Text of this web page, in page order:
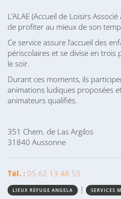
L’ALAE (Accueil de Loisirs
de profiter au mieux de son
Ce service assure l’accueil des
périscolaires et se divise en trois
le soir.
Durant ces moments, ils
animations ludiques proposées
animateurs qualifiés.
351 Chem. de Las Argilos
31840 Aussonne
Tél. : 05 62 13 48 53
LIEUX REFUGE ANGELA | SERVICES